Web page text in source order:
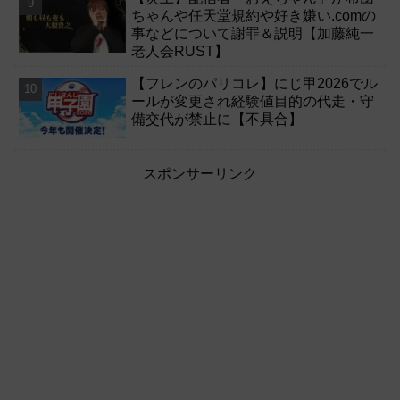
ちゃんや任天堂規約や好き嫌い.comの
事などについて謝罪＆説明【加藤純一
老人会RUST】
【フレンのパリコレ】にじ甲2026でル
ールが変更され経験値目的の代走・守
備交代が禁止に【不具合】
スポンサーリンク